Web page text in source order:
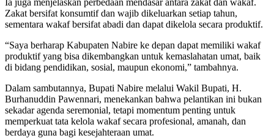
Zakat bersifat konsumtif dan wajib dikeluarkan setiap tahun,
sementara wakaf bersifat abadi dan dapat dikelola secara produktif.
“Saya berharap Kabupaten Nabire ke depan dapat memiliki wakaf
produktif yang bisa dikembangkan untuk kemaslahatan umat, baik
di bidang pendidikan, sosial, maupun ekonomi,” tambahnya.
Dalam sambutannya, Bupati Nabire melalui Wakil Bupati, H.
Burhanuddin Pawennari, menekankan bahwa pelantikan ini bukan
sekadar agenda seremonial, tetapi momentum penting untuk
memperkuat tata kelola wakaf secara profesional, amanah, dan
berdaya guna bagi kesejahteraan umat.